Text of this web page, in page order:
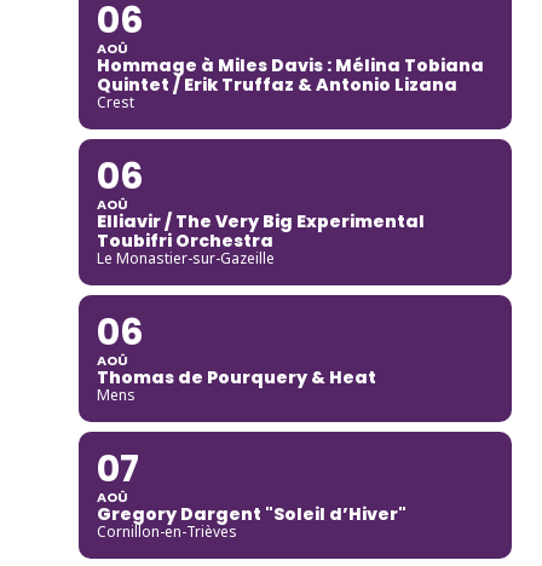
06
AOÛ
Hommage à Miles Davis : Mélina Tobiana
Quintet / Erik Truffaz & Antonio Lizana
Crest
06
AOÛ
Elliavir / The Very Big Experimental
Toubifri Orchestra
Le Monastier-sur-Gazeille
06
AOÛ
Thomas de Pourquery & Heat
Mens
07
AOÛ
Gregory Dargent "Soleil d’Hiver"
Cornillon-en-Trièves